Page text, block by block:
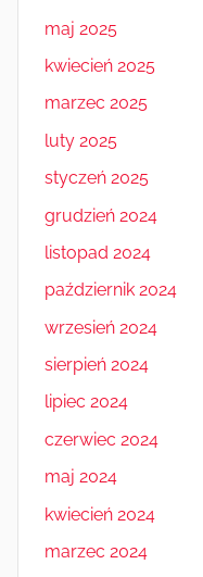
maj 2025
kwiecień 2025
marzec 2025
luty 2025
styczeń 2025
grudzień 2024
listopad 2024
październik 2024
wrzesień 2024
sierpień 2024
lipiec 2024
czerwiec 2024
maj 2024
kwiecień 2024
marzec 2024